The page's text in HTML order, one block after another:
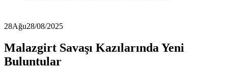
28Ağu28/08/2025
Malazgirt Savaşı Kazılarında Yeni
Buluntular